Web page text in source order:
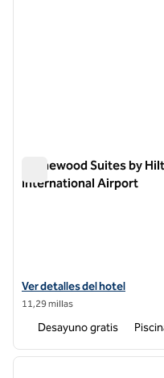
Homewood Suites by
International Airport
Ver detalles del hotel
Ver detalles del hotel
11,29 millas
Desayuno gratis
1 de 12